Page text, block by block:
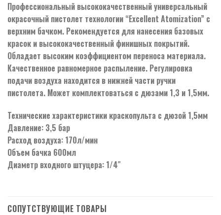
Профессиональный высококачественный универсальный
окрасочный пистолет технологии “Excellent Atomization” с
верхним бачком. Рекомендуется для нанесения базовых
красок и высококачественный финишных покрытий.
Обладает высоким коэффициентом переноса материала.
Качественное равномерное распыление. Регулировка
подачи воздуха находится в нижней части ручки
пистолета. Может комплектоваться с дюзами 1,3 и 1,5мм.
Технические характеристики краскопульта с дюзой 1,5мм
Давление: 3,5 бар
Расход воздуха: 170л/мин
Объем бачка 600мл
Диаметр входного штуцера: 1/4″
СОПУТСТВУЮЩИЕ ТОВАРЫ